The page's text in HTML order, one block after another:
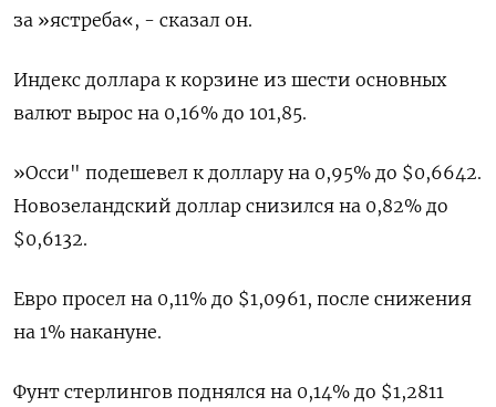
за »ястреба«, - сказал он.
Индекс доллара к корзине из шести основных
валют вырос на 0,16% до 101,85​.
»Осси" подешевел к доллару на 0,95% до $0,6642.
Новозеландский доллар снизился на 0,82% до
$0,6132.
Евро просел на 0,11% до $1,0961​, после снижения
на 1% накануне.
Фунт стерлингов поднялся на 0,14% до $1,2811